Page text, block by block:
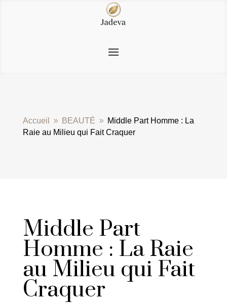
Accueil 9 BEAUTÉ 9
Middle Part Homme : La
Raie au Milieu qui Fait Craquer
Middle Part
Homme : La Raie
au Milieu qui Fait
Craquer